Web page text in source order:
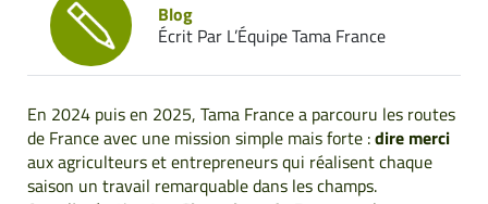
Blog
Écrit Par L’Équipe Tama France
En 2024 puis en 2025, Tama Francea parcouru les routes
de France avec une mission simple mais forte :dire merci
aux agriculteurs et entrepreneurs qui réalisent chaque
saison un travail remarquable dans les champs.